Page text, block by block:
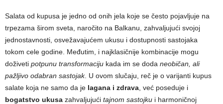
Salata od kupusa je jedno od onih jela koje se često pojavljuje na
trpezama širom sveta, naročito na Balkanu, zahvaljujući svojoj
jednostavnosti, osvežavajućem ukusu i dostupnosti sastojaka
tokom cele godine. Međutim, i najklasičnije kombinacije mogu
doživeti potpunu transformaciju kada im se doda neobičan, ali
pažljivo odabran sastojak. U ovom slučaju, reč je o varijanti kupus
salate koja ne samo da je lagana i zdrava , već poseduje i
bogatstvo ukusa zahvaljujući tajnom sastojku i harmoničnoj